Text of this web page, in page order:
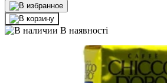
В наявності